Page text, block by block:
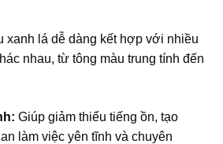
xanh lá dễ dàng kết hợp với nhiều
nhau, từ tông màu trung tính đến
Giúp giảm thiểu tiếng ồn, tạo
làm việc yên tĩnh và chuyên